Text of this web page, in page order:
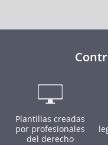
Plantillas creadas
por profesionales
del derecho